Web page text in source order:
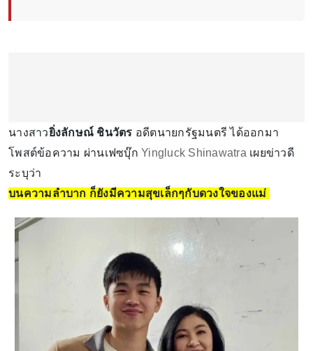
นางสาวยิ่งลักษณ์ ชินวัตร อดีตนายกรัฐมนตรี ได้ออกมา
โพสต์ข้อความ ผ่านเฟซบุ๊ก Yingluck Shinawatra เผยข่าวดี
ระบุว่า
บนความลำบาก ก็ยังมีความสุขเล็กๆกับดวงใจของแม่